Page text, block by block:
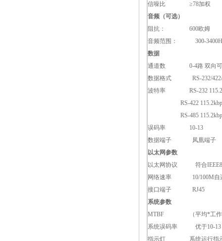
信噪比 ≥78加权
音频（可选）
阻抗： 600欧姆
音频范围： 300-
数据
通道数 0-4路 双向可
数据格式 RS-232/422/
波特率 RS-232
RS-422 115.2kbps/
RS-485 115.2kbps/
误码率 10-13
数据端子 凤凰端子
以太网参数
以太网协议 符合
网络速率 10/100M自
接口端子 RJ45
系统参数
MTBF （平均*工作时
系统误码率 优于10-13
指示灯 系统运行指